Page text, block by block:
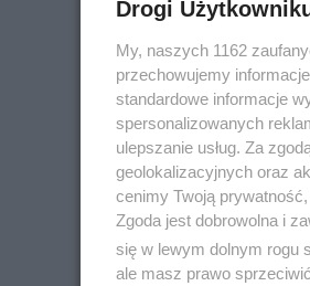
Drogi
My, naszych 1162
przechowujemy
standardowe informacje
spersonalizowanych
ulepszanie usług. Za
geolokalizacyjnych oraz
cenimy Twoją
Zgoda jest dobrowolna i
się w lewym dolnym rogu
ale masz prawo